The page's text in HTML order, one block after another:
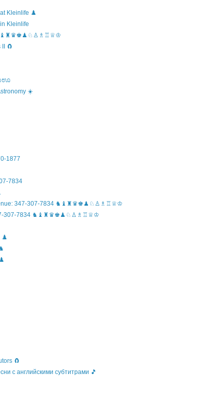
Kleinlife ♟️
Kleinlife
♞♝♜♛♚♟♘♙♗♖♕♔
🧲
☀️
1877
7834
347-307-7834 ♞♝♜♛♚♟♘♙♗♖♕♔
347-307-7834 ♞♝♜♛♚♟♘♙♗♖♕♔
♟️
🧲
с английскими субтитрами 🎵